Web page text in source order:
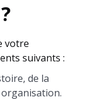
votre
suivants :
de la